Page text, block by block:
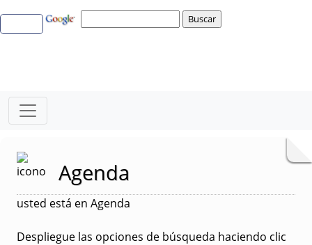
Agenda
usted está en Agenda
Despliegue las opciones de búsqueda haciendo clic